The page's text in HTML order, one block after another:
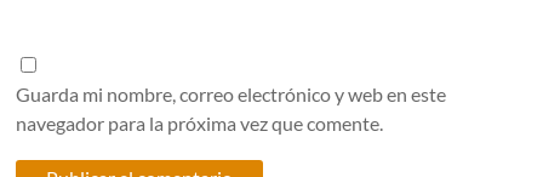
Guarda mi nombre, correo electrónico y web en este
navegador para la próxima vez que comente.